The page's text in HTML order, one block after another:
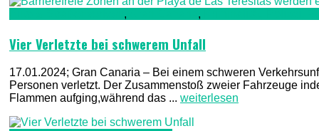
, ,
Vier Verletzte bei schwerem Unfall
17.01.2024; Gran Canaria – Bei einem schweren
Personen verletzt. Der Zusammenstoß zweier Fahrzeuge
Flammen aufging,während das ... weiterlesen